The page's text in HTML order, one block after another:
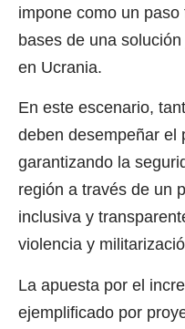
impone como un
bases de una
en Ucrania.
En este escenario,
deben desempeñar el
garantizando la
región a través de un
inclusiva y
violencia y
La apuesta por el
ejemplificado por